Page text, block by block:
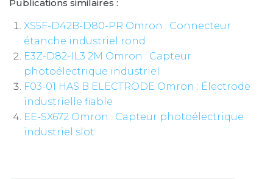
Publications similaires :
XS5F-D42B-D80-PR Omron : Connecteur
étanche industriel rond
E3Z-D82-IL3 2M Omron : Capteur
photoélectrique industriel
F03-01 HAS B ELECTRODE Omron : Électrode
industrielle fiable
EE-SX672 Omron : Capteur photoélectrique
industriel slot